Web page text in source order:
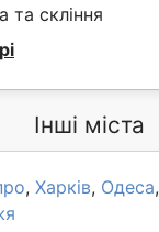
та скління
Інші міста
, Харків, Одеса,